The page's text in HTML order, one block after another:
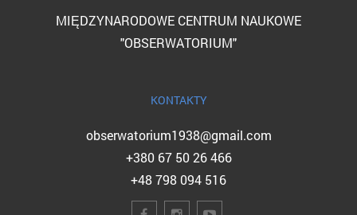
MIĘDZYNARODOWE CENTRUM NAUKOWE
"OBSERWATORIUM"
KONTAKTY
obserwatorium1938@gmail.com
+380 67 50 26 466
+48 798 094 516